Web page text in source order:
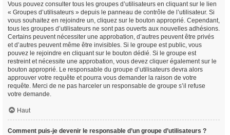
Vous pouvez consulter tous les groupes d’utilisateurs en cliquant sur le lien
« Groupes d’utilisateurs » depuis le panneau de contrôle de l’utilisateur. Si
vous souhaitez en rejoindre un, cliquez sur le bouton approprié. Cependant,
tous les groupes d’utilisateurs ne sont pas ouverts aux nouvelles adhésions.
Certains peuvent nécessiter une approbation, d’autres peuvent être privés
et d’autres peuvent même être invisibles. Si le groupe est public, vous
pouvez le rejoindre en cliquant sur le bouton dédié. Si le groupe est
restreint et nécessite une approbation, vous devez cliquer également sur le
bouton approprié. Le responsable du groupe d’utilisateurs devra alors
approuver votre requête et pourra vous demander la raison de votre
requête. Merci de ne pas harceler un responsable de groupe s’il refuse
votre demande.
Haut
Comment puis-je devenir le responsable d’un groupe d’utilisateurs ?